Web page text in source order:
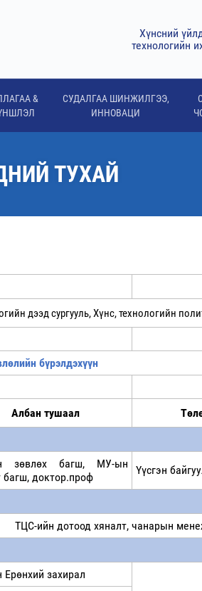
Хүнсний
технологийн
&
СУДАЛГАА ШИНЖИЛГЭЭ,
ИННОВАЦИ
ТУХАЙ
дээд сургууль, Хүнс, технологийн
бүрэлдэхүүн
Албан тушаал
зөвлөх багш, МУ-ын
багш, доктор.проф
Үүсгэн
ТЦС-ийн дотоод хяналт, чанарын
захирал